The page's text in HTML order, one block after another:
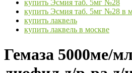
купить Эсмия таб. 5мг №28
купить Эсмия таб. 5мг №28 в
купить лаквель
купить лаквель в москве
Гемаза 5000ме/